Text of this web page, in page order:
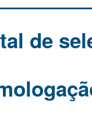
de